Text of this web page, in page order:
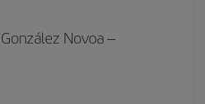
Novoa –